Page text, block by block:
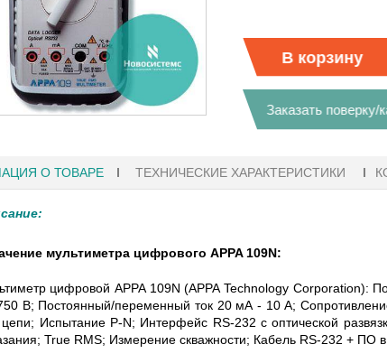
ОСЦИЛЛОГРАФЫ KEYSIGHT
TECHNOLOGIES СЕРИИ UXR
В НАЛИЧИИ!
КАБЕЛЕЙ И
(ГОСРЕЕСТР РФ)
В корзину
Заказать поверку/
О ТОВАРЕ ТЕХНИЧЕСКИЕ ХАРАКТЕРИСТИКИ
мультиметра цифрового APPA 109N:
цифровой APPA 109N (APPA Technology
В; Постоянный/переменный ток 20 мА - 10 А;
Испытание P-N; Интерфейс RS-232 с оптической
True RMS; Измерение скважности; Кабель RS-232 + ПО